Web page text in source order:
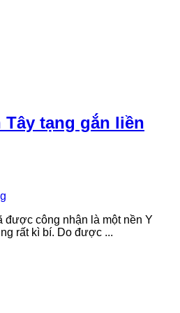
tạng gắn liền
được công nhận là một nền Y
rất kì bí. Do được ...